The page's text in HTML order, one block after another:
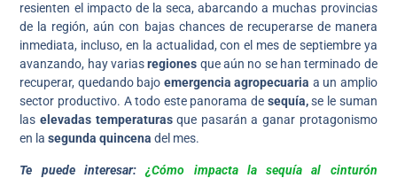
resienten el impacto de la seca, abarcando a muchas provincias
de la región, aún con bajas chances de recuperarse de manera
inmediata, incluso, en la actualidad, con el mes de septiembre ya
avanzando, hay variasregiones que aún no se han terminado de
recuperar, quedando bajo emergencia agropecuaria a un amplio
sector productivo. A todo este panorama de sequía,se le suman
las elevadas temperaturasque pasarán a ganar protagonismo
en lasegunda quincenadel mes.
Te puede interesar:¿Cómo impacta la sequía al cinturón